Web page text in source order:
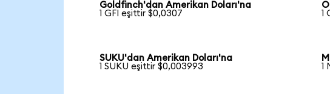
Goldfinch'dan Amerikan Doları'na
1 GFI eşittir $0,0307
1
SUKU'dan Amerikan Doları'na
1 SUKU eşittir $0,003993
1